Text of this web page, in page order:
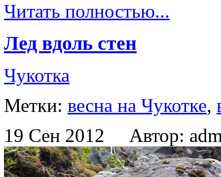
Читать полностью...
Лед вдоль стен
Чукотка
Метки: весна на Чукотке,
19 Сен 2012 Автор: